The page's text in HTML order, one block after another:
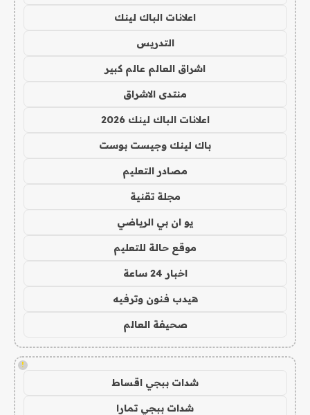
اعلانات الباك لينك
التدريس
اشراق العالم عالم كبير
منتدى الاشراق
اعلانات الباك لينك 2026
باك لينك وجيست بوست
مصادر التعليم
مجلة تقنية
يو ان بي الرياضي
موقع حالة للتعليم
اخبار 24 ساعة
هيدب فنون وترفيه
صحيفة العالم
!
شدات ببجي اقساط
شدات ببجي تمارا